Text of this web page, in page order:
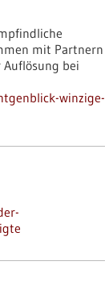
mit Partnern
bei
winzige-